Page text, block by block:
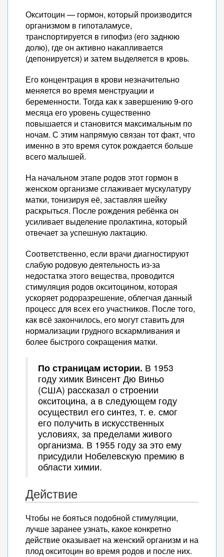
Окситоцин — гормон, который производится
организмом в гипоталамусе,
транспортируется в гипофиз (его заднюю
долю), где он активно накапливается
(депонируется) и затем выделяется в кровь.
Его концентрация в крови незначительно
меняется во время менструации и
беременности. Тогда как к завершению 9-ого
месяца его уровень существенно
повышается и становится максимальным по
ночам. С этим напрямую связан тот факт, что
именно в это время суток рождается больше
всего малышей.
На начальном этапе родов этот гормон в
женском организме сглаживает мускулатуру
матки, тонизируя её, заставляя шейку
раскрыться. После рождения ребёнка он
усиливает выделение пролактина, который
отвечает за успешную лактацию.
Соответственно, если врачи диагностируют
слабую родовую деятельность из-за
недостатка этого вещества, проводится
стимуляция родов окситоцином, которая
ускоряет родоразрешение, облегчая данный
процесс для всех его участников. После того,
как всё закончилось, его могут ставить для
нормализации грудного вскармливания и
более быстрого сокращения матки.
По страницам истории. В 1953
году химик Винсент Дю Виньо
(США) рассказал о строении
окситоцина, а в следующем году
осуществил его синтез, т. е. смог
его получить в искусственных
условиях, за пределами живого
организма. В 1955 году за это ему
присудили Нобелевскую премию в
области химии.
Действие
Чтобы не бояться подобной стимуляции,
лучше заранее узнать, какое конкретно
действие оказывает на женский организм и на
плод окситоцин во время родов и после них.